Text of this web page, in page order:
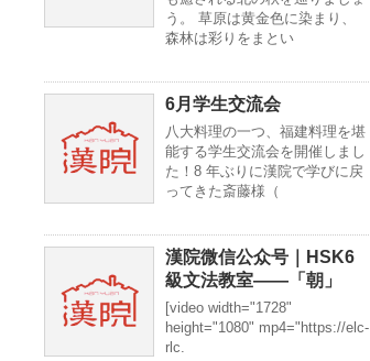
う。 草原は黄金色に染まり、
森林は彩りをまとい
6月学生交流会
八大料理の一つ、福建料理を堪
能する学生交流会を開催しまし
た！8 年ぶりに漢院で学びに戻
ってきた斎藤様（
漢院微信公众号｜HSK6
級文法教室——「朝」
[video width="1728"
height="1080" mp4="https://elc-
rlc.